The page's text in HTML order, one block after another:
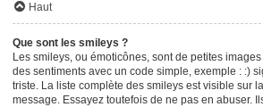
Haut
Que sont les smileys ?
Les smileys, ou émoticônes, sont de petites
des sentiments avec un code simple, exemple : :)
triste. La liste complète des smileys est visible sur
message. Essayez toutefois de ne pas en abuser.